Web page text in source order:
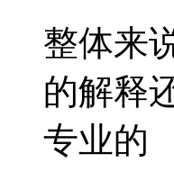
整体来
的解释
专业的